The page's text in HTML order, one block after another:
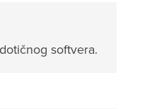
softvera.